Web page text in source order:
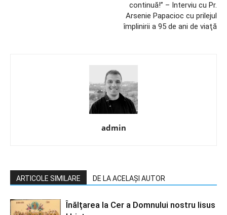
continuă!” – Interviu cu Pr.
Arsenie Papacioc cu prilejul
împlinirii a 95 de ani de viaţă
admin
ARTICOLE SIMILARE DE LA ACELAȘI AUTOR
Înălțarea la Cer a Domnului nostru Iisus